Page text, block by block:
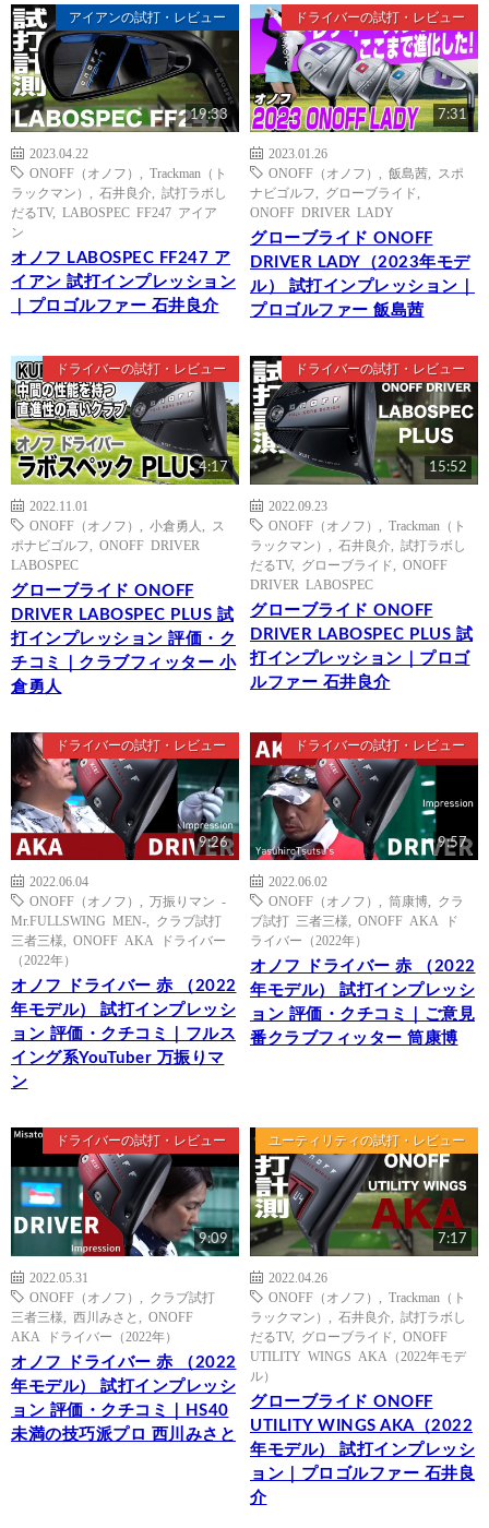
アイアンの試打・レビュー
19:33
2023.04.22
ONOFF（オノフ）
Trackman（ト
ラックマン）
石井良介
試打ラボし
だるTV, LABOSPEC FF247 アイア
ン
オノフ LABOSPEC FF247 ア
イアン 試打インプレッション
｜プロゴルファー 石井良介
ドライバーの試打・レビュー
7:31
2023.01.26
ONOFF（オノフ）
飯島茜
スポ
ナビゴルフ
グローブライド
ONOFF DRIVER LADY
グローブライド ONOFF
DRIVER LADY（2023年モデ
ル） 試打インプレッション｜
プロゴルファー 飯島茜
ドライバーの試打・レビュー
4:17
2022.11.01
ONOFF（オノフ）
小倉勇人
ス
ポナビゴルフ
ONOFF DRIVER
LABOSPEC
グローブライド ONOFF
DRIVER LABOSPEC PLUS 試
打インプレッション 評価・ク
チコミ｜クラブフィッター 小
倉勇人
ドライバーの試打・レビュー
15:52
2022.09.23
ONOFF（オノフ）
Trackman（ト
ラックマン）
石井良介
試打ラボし
だるTV, グローブライド
ONOFF
DRIVER LABOSPEC
グローブライド ONOFF
DRIVER LABOSPEC PLUS 試
打インプレッション｜プロゴ
ルファー 石井良介
ドライバーの試打・レビュー
9:26
2022.06.04
ONOFF（オノフ）
万振りマン -
Mr.FULLSWING MEN-
クラブ試打
三者三様
ONOFF AKA ドライバー
（2022年）
オノフ ドライバー 赤 （2022
年モデル） 試打インプレッシ
ョン 評価・クチコミ｜フルス
イング系YouTuber 万振りマ
ン
ドライバーの試打・レビュー
9:57
2022.06.02
ONOFF（オノフ）
筒康博
クラ
ブ試打 三者三様
ONOFF AKA ド
ライバー（2022年）
オノフ ドライバー 赤 （2022
年モデル） 試打インプレッシ
ョン 評価・クチコミ｜ご意見
番クラブフィッター 筒康博
ドライバーの試打・レビュー
9:09
2022.05.31
ONOFF（オノフ）
クラブ試打
三者三様
西川みさと
ONOFF
AKA ドライバー（2022年）
オノフ ドライバー 赤 （2022
年モデル） 試打インプレッシ
ョン 評価・クチコミ｜HS40
未満の技巧派プロ 西川みさと
ユーティリティの試打・レビュー
7:17
2022.04.26
ONOFF（オノフ）
Trackman（ト
ラックマン）
石井良介
試打ラボし
だるTV, グローブライド
ONOFF
UTILITY WINGS AKA（2022年モデ
ル）
グローブライド ONOFF
UTILITY WINGS AKA（2022
年モデル） 試打インプレッシ
ョン｜プロゴルファー 石井良
介